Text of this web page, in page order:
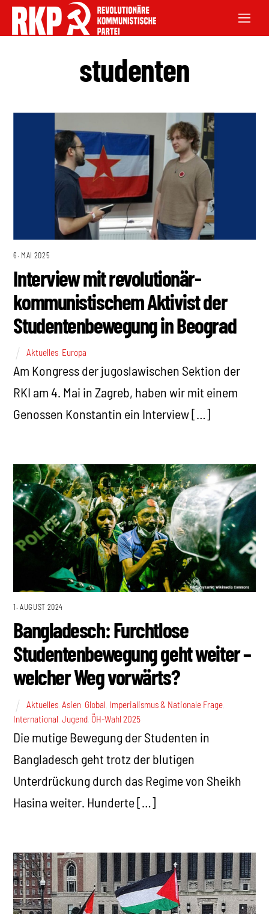
studenten
6. MAI 2025
Interview mit revolutionär-
kommunistischem Aktivist der
Studentenbewegung in Beograd
Aktuelles Europa
Am Kongress der jugoslawischen Sektion der
RKI am 4. Mai in Zagreb, haben wir mit einem
Genossen Konstantin ein Interview […]
1. AUGUST 2024
Bangladesch: Furchtlose
Studentenbewegung geht weiter –
welcher Weg vorwärts?
Aktuelles Asien Global Imperialismus & Nationale Frage
International ,Jugend ÖH-Wahl 2025
Die mutige Bewegung der Studenten in
Bangladesch geht trotz der blutigen
Unterdrückung durch das Regime von Sheikh
Hasina weiter. Hunderte […]